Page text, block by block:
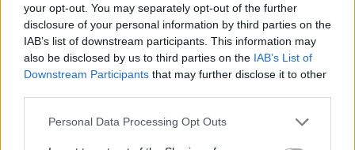
your opt-out. You may separately opt-out of the further
disclosure of your personal information by third parties on the
IAB’s list of downstream participants. This information may
also be disclosed by us to third parties on the IAB’s List of
Downstream Participants that may further disclose it to other
Personal Data Processing Opt Outs